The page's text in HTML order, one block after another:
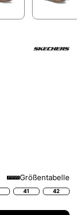
Größentabelle
41 42